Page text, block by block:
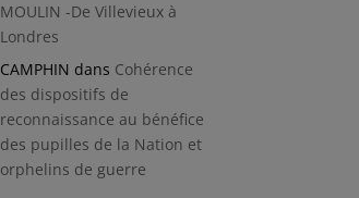
MOULIN -De Villevieux à
Londres
CAMPHIN dans Cohérence
des dispositifs de
reconnaissance au bénéfice
des pupilles de la Nation et
orphelins de guerre